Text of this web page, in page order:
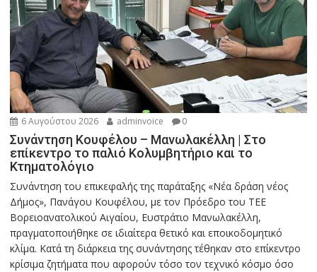
6 Αυγούστου 2026 adminvoice 0
Συνάντηση Κουφέλου – Μανωλακέλλη | Στο
επίκεντρο το παλιό Κολυμβητήριο και το
Κτηματολόγιο
Συνάντηση του επικεφαλής της παράταξης «Νέα δράση νέος
Δήμος», Πανάγου Κουφέλου, με τον Πρόεδρο του ΤΕΕ
Βορειοανατολικού Αιγαίου, Ευστράτιο Μανωλακέλλη,
πραγματοποιήθηκε σε ιδιαίτερα θετικό και εποικοδομητικό
κλίμα. Κατά τη διάρκεια της συνάντησης τέθηκαν στο επίκεντρο
κρίσιμα ζητήματα που αφορούν τόσο τον τεχνικό κόσμο όσο